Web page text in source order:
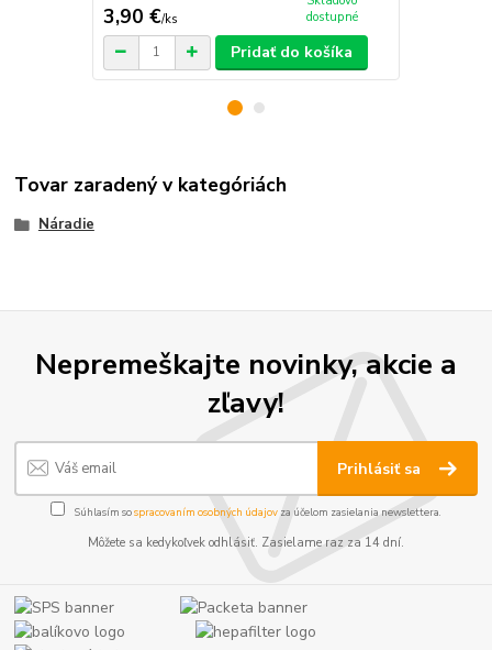
3,90 €/ks
dostupné
Pridať do košíka
Tovar zaradený v kategóriách
Náradie
Nepremeškajte novinky, akcie a
zľavy!
Prihlásiť sa
Súhlasím sospracovaním osobných údajov za účelom zasielania newslettera.
Môžete sa kedykoľvek odhlásiť. Zasielame raz za 14 dní.